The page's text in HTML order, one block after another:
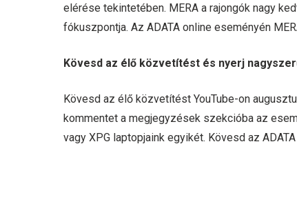
elérése tekintetében. MERA a rajongók nagy
fókuszpontja. Az ADATA online eseményén
Kövesd az élő közvetítést és nyerj
Kövesd az élő közvetítést YouTube-on
kommentet a megjegyzések szekcióba az
vagy XPG laptopjaink egyikét. Kövesd az